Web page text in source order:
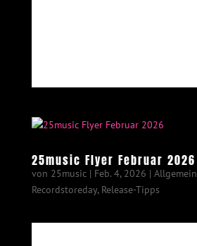
25music Flyer Februar 2026
von 25music| Feb. 4, 2026 | Allgemein
Recordstoreday, Release-Tipps